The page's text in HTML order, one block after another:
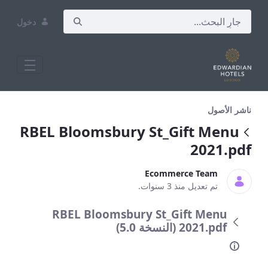
دخول
ناشر الأصول
RBEL Bloomsbury St_Gift Menu
2021.pdf
Ecommerce Team
تم تعديل منذ 3 سنوات.
RBEL Bloomsbury St_Gift Menu
2021.pdf (النسخة 5.0)